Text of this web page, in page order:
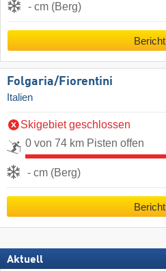
- cm (Berg)
Bericht
Folgaria/​Fiorentini
Italien
Skigebiet geschlossen
0 von 74 km Pisten offen
- cm (Berg)
Bericht
Aktuell